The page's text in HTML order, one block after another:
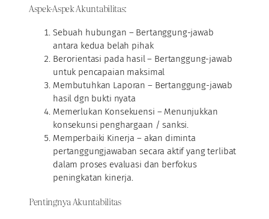
Aspek-Aspek Akuntabilitas:
Sebuah hubungan – Bertanggung-jawab
antara kedua belah pihak
Berorientasi pada hasil – Bertanggung-jawab
untuk pencapaian maksimal
Membutuhkan Laporan – Bertanggung-jawab
hasil dgn bukti nyata
Memerlukan Konsekuensi – Menunjukkan
konsekunsi penghargaan / sanksi.
Memperbaiki Kinerja – akan diminta
pertanggungjawaban secara aktif yang terlibat
dalam proses evaluasi dan berfokus
peningkatan kinerja.
Pentingnya Akuntabilitas